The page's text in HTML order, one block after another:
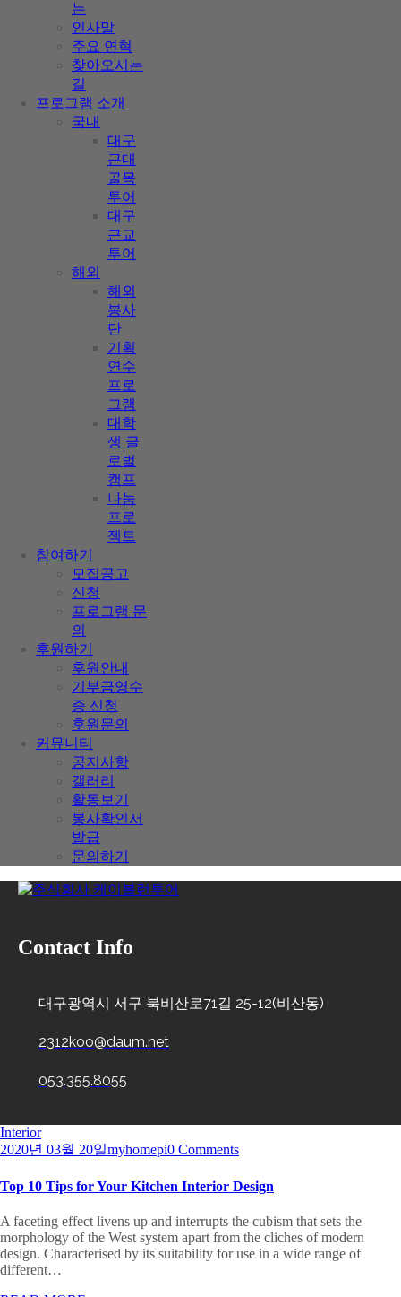
는
인사말
주요 연혁
찾아오시는
길
프로그램 소개
국내
대구
근대
골목
투어
대구
근교
투어
해외
해외
봉사
단
기획
연수
프로
그램
대학
생 글
로벌
캠프
나눔
프로
젝트
참여하기
모집공고
신청
프로그램 문
의
후원하기
후원안내
기부금영수
증 신청
후원문의
커뮤니티
공지사항
갤러리
활동보기
봉사확인서
발급
문의하기
Contact Info
대구광역시 서구 북비산로71길 25-12(비산동)
2312koo@daum.net
053.355.8055
Interior
2020년 03월 20일myhomepi0 Comments
Top 10 Tips for Your Kitchen Interior Design
A faceting effect livens up and interrupts the cubism that sets the
morphology of the West system apart from the cliches of modern
design. Characterised by its suitability for use in a wide range of
different…